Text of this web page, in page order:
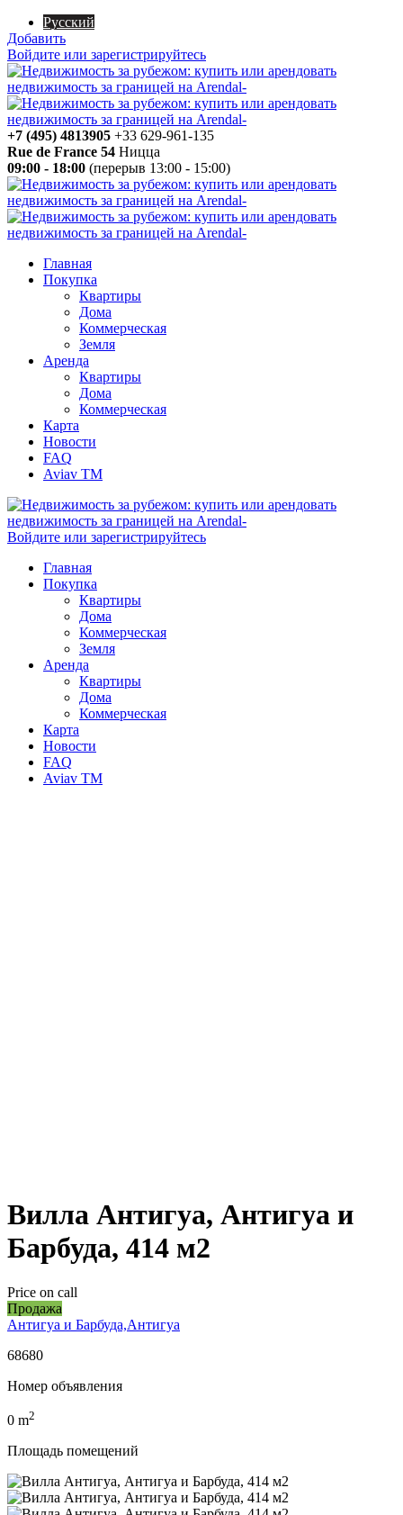
Русский
Добавить
Войдите или зарегистрируйтесь
+7 (495) 4813905 +33 629-961-135
Rue de France 54 Ницца
09:00 - 18:00 (перерыв 13:00 - 15:00)
Главная
Покупка
Квартиры
Дома
Коммерческая
Земля
Аренда
Квартиры
Дома
Коммерческая
Карта
Новости
FAQ
Aviav TM
Войдите или зарегистрируйтесь
Главная
Покупка
Квартиры
Дома
Коммерческая
Земля
Аренда
Квартиры
Дома
Коммерческая
Карта
Новости
FAQ
Aviav TM
Вилла Антигуа, Антигуа и
Барбуда, 414 м2
Price on call
Продажа
Антигуа и Барбуда,Антигуа
68680
Номер объявления
0 m2
Площадь помещений